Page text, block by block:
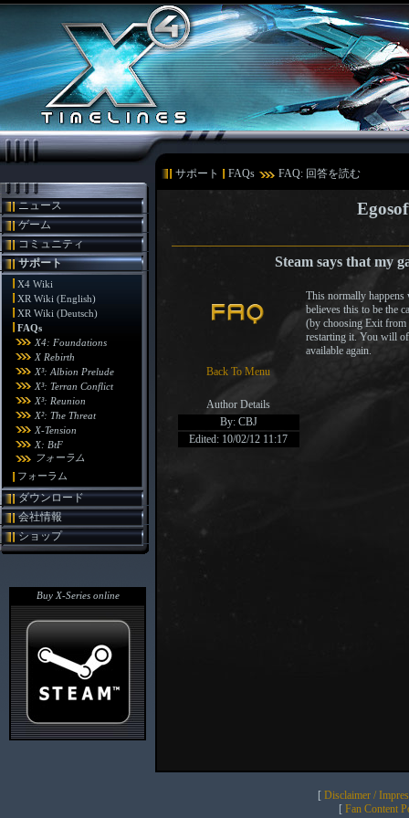
サポート FAQs FAQ: 回答を読む
ニュース
ゲーム
コミュニティ
サポート
X4 Wiki
XR Wiki (English)
XR Wiki (Deutsch)
FAQs
X4: Foundations
X Rebirth
X³: Albion Prelude
X³: Terran Conflict
X³: Reunion
X²: The Threat
X-Tension
X: BtF
フォーラム
フォーラム
ダウンロード
会社情報
ショップ
Buy X-Series online
Steam says that my
Back To Menu
Author Details
By: CBJ
Edited: 10/02/12 11:17
This normally happens
believes this to be the
(by choosing Exit from
restarting it. You will
available again.
[ Disclaimer /
[ Fan Content